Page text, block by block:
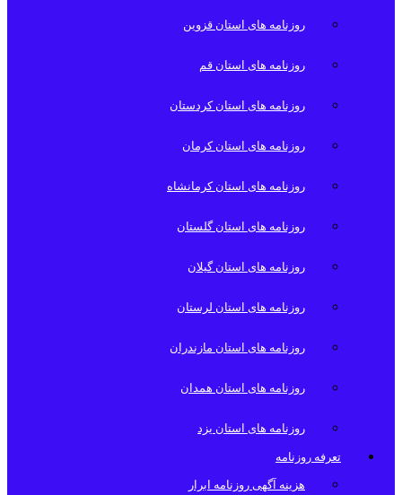
روزنامه های استان قزوین
روزنامه های استان قم
روزنامه های استان کردستان
روزنامه های استان کرمان
روزنامه های استان کرمانشاه
روزنامه های استان گلستان
روزنامه های استان گیلان
روزنامه های استان لرستان
روزنامه های استان مازندران
روزنامه های استان همدان
روزنامه های استان یزد
تعرفه روزنامه
هزینه آگهی روزنامه ابرار